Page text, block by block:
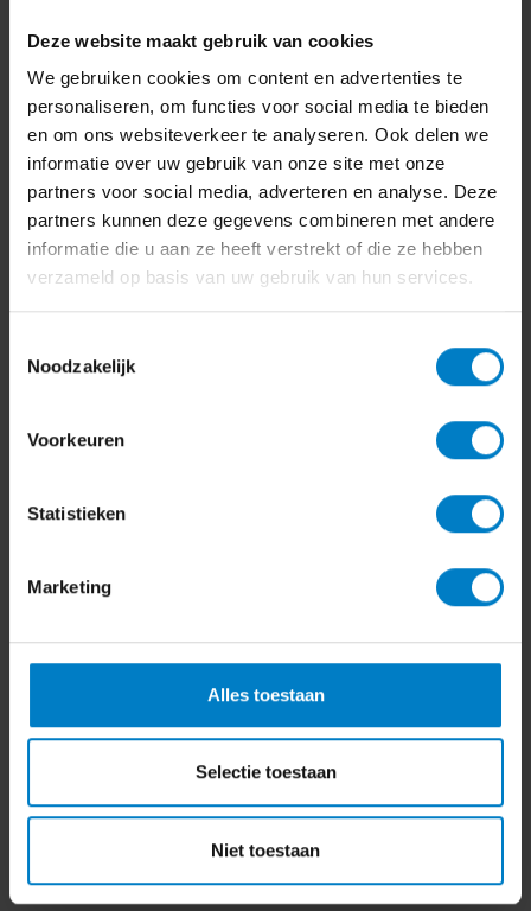
Deze website maakt gebruik van cookies
We gebruiken cookies om content en advertenties te
personaliseren, om functies voor social media te bieden
en om ons websiteverkeer te analyseren. Ook delen we
informatie over uw gebruik van onze site met onze
partners voor social media, adverteren en analyse. Deze
partners kunnen deze gegevens combineren met andere
informatie die u aan ze heeft verstrekt of die ze hebben
verzameld op basis van uw gebruik van hun services.
Noodzakelijk
Voorkeuren
Statistieken
Marketing
Alles toestaan
Selectie toestaan
Niet toestaan